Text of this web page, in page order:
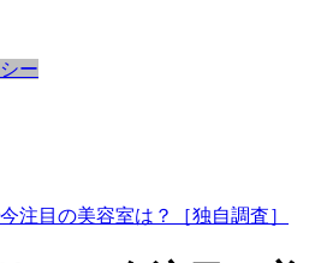
ー
注目の美容室は？［独自調査］